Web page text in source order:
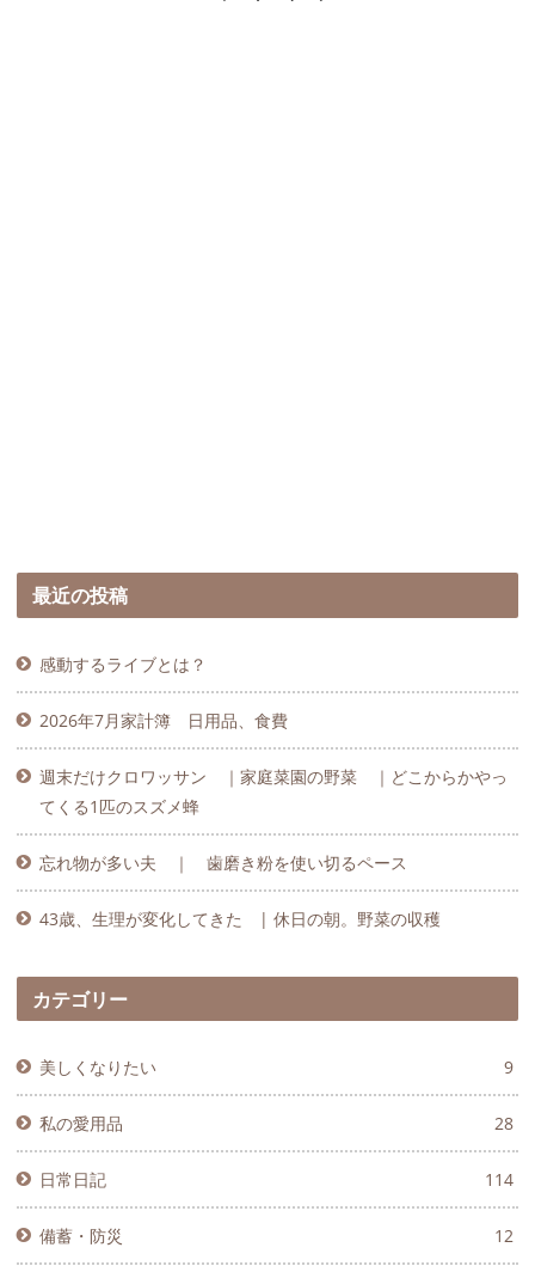
最近の投稿
感動するライブとは？
2026年7月家計簿 日用品、食費
週末だけクロワッサン ｜家庭菜園の野菜 ｜どこからかやっ
てくる1匹のスズメ蜂
忘れ物が多い夫 ｜ 歯磨き粉を使い切るペース
43歳、生理が変化してきた | 休日の朝。野菜の収穫
カテゴリー
美しくなりたい 9
私の愛用品 28
日常日記 114
備蓄・防災 12